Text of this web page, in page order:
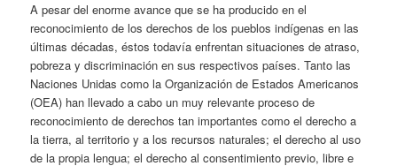
A pesar del enorme avance que se ha producido en el
reconocimiento de los derechos de los pueblos indígenas en las
últimas décadas, éstos todavía enfrentan situaciones de atraso,
pobreza y discriminación en sus respectivos países. Tanto las
Naciones Unidas como la Organización de Estados Americanos
(OEA) han llevado a cabo un muy relevante proceso de
reconocimiento de derechos tan importantes como el derecho a
la tierra, al territorio y a los recursos naturales; el derecho al uso
de la propia lengua; el derecho al consentimiento previo, libre e